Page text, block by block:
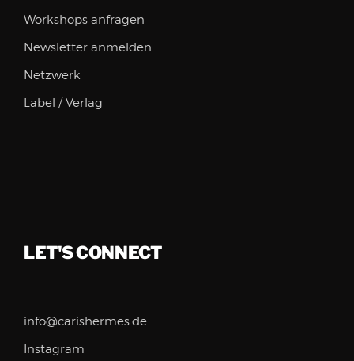
Workshops anfragen
Newsletter anmelden
Netzwerk
Label / Verlag
LET'S CONNECT
info@carishermes.de
Instagram